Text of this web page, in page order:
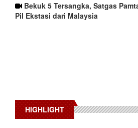
Bekuk 5 Tersangka, Satgas
Pil Ekstasi dari Malaysia
HIGHLIGHT